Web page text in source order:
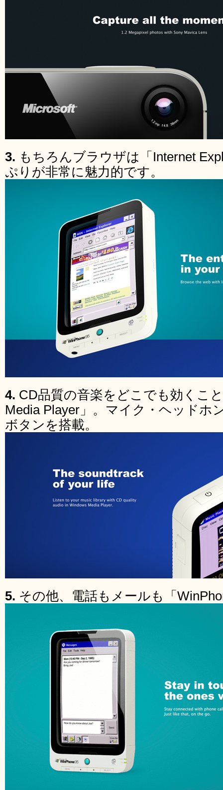
3. もちろんブラウザは「Internet
ぷりが非常に魅力的です。
4. CD品質の音楽をどこでも効くこ
Media Player」。マイク・ヘッドホ
ボタンを搭載。
5. その他、電話もメールも「